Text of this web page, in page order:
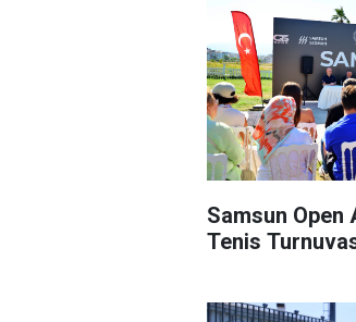
Samsun Open
Tenis